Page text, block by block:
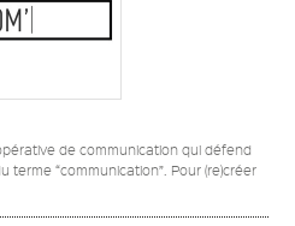
de communication qui défend
“communication”. Pour (re)créer